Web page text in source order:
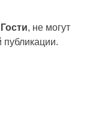
Гости, не могут
публикации.